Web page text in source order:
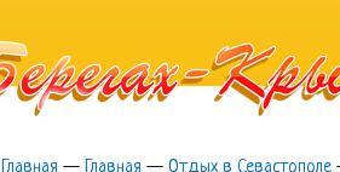
Главная — Главная — Отдых в Севастополе